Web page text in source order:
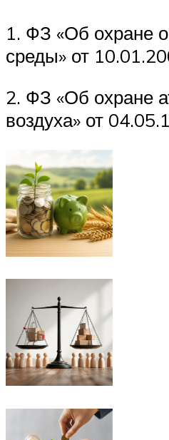
1. ФЗ «Об охране
среды» от
2. ФЗ «Об охране
воздуха» от